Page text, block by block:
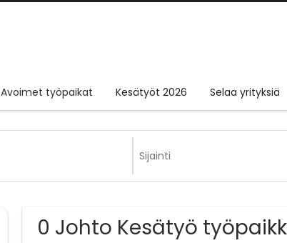
Avoimet työpaikat Kesätyöt 2026 Selaa yrityksiä
0 Johto Kesätyö